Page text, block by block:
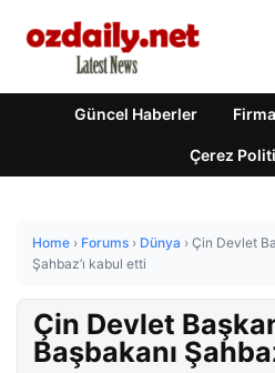
Güncel Haberler
Çerez
Home › Forums › Dünya › Çin Devlet
Şahbaz’ı kabul etti
Çin Devlet
Başbakanı